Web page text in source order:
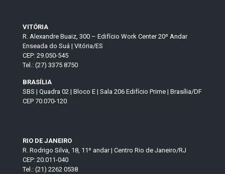
VITÓRIA
R. Alexandre Buaiz, 300 – Edifício Work Center 20º Andar
Enseada do Suá | Vitória/ES
CEP: 29.050-545
Tel.: (27) 3375 8750
BRASÍLIA
SBS | Quadra 02 | Bloco E | Sala 206 Edifício Prime | Brasília/DF
CEP 70.070-120
RIO DE JANEIRO
R. Rodrigo Silva, 18, 11º andar | Centro Rio de Janeiro/RJ
CEP: 20.011-040
Tel.: (21) 2262 0538